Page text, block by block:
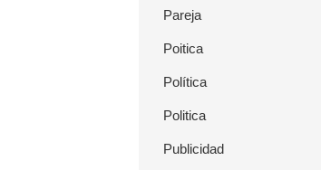
Pareja
Poitica
Política
Politica
Publicidad